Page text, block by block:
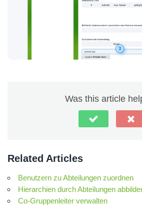
Was this article
Related Articles
Benutzern zu Abteilungen zuordnen
Hierarchien durch Abteilungen
Co-Gruppenleiter verwalten